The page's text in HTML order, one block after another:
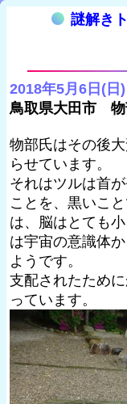
謎解き
2018年5月6日(日)
鳥取県大田市
物部氏はその後
らせています。
それはツルは首
ことを、黒いこ
は、脳はとても
は宇宙の意識体
ようです。
支配されたため
っています。